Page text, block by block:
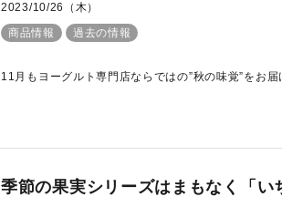
2023/10/26（木）
商品情報
過去の情報
11月もヨーグルト専門店ならではの”秋の味覚”をお
季節の果実シリーズはまもなく「い